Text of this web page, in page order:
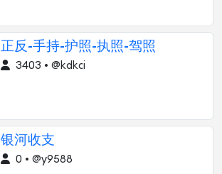
正反-手持-护照-执照-驾照
3403 • @kdkci
银河收支
0 • @y9588